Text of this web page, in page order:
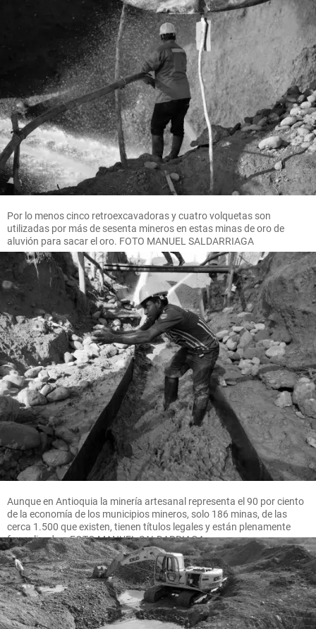
Por lo menos cinco retroexcavadoras y cuatro volquetas son
utilizadas por más de sesenta mineros en estas minas de oro de
aluvión para sacar el oro. FOTO MANUEL SALDARRIAGA
Aunque en Antioquia la minería artesanal representa el 90 por ciento
de la economía de los municipios mineros, solo 186 minas, de las
cerca 1.500 que existen, tienen títulos legales y están plenamente
formalizadas. FOTO MANUEL SALDARRIAGA